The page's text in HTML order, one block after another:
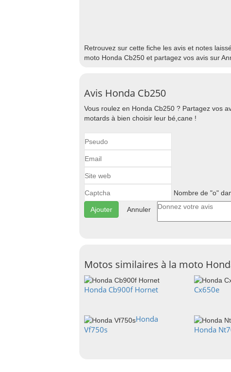
Retrouvez sur cette fiche les avis et notes
moto Honda Cb250 et partagez vos avis sur
Avis Honda Cb250
Vous roulez en Honda Cb250 ? Partagez vos
motards à bien choisir leur bé,cane !
Nombre de "o"
Annuler
Motos similaires à la moto
Honda Cb900f Hornet
Cx650e
Honda
Vf750s
Honda